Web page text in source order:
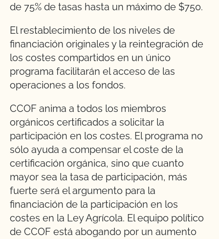
de 75% de tasas hasta un máximo de $750.
El restablecimiento de los niveles de
financiación originales y la reintegración de
los costes compartidos en un único
programa facilitarán el acceso de las
operaciones a los fondos.
CCOF anima a todos los miembros
orgánicos certificados a solicitar la
participación en los costes. El programa no
sólo ayuda a compensar el coste de la
certificación orgánica, sino que cuanto
mayor sea la tasa de participación, más
fuerte será el argumento para la
financiación de la participación en los
costes en la Ley Agrícola. El equipo político
de CCOF está abogando por un aumento